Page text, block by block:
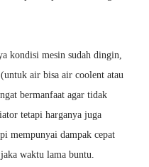
kondisi mesin sudah dingin,
air bisa air coolent atau
bermanfaat agar tidak
tetapi harganya juga
mempunyai dampak cepat
waktu lama buntu.